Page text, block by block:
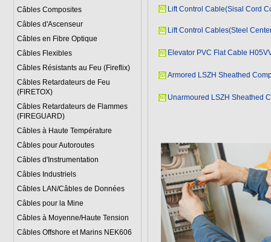
Câbles Composites
Câbles d'Ascenseur
Câbles en Fibre Optique
Câbles Flexibles
Câbles Résistants au Feu (Fireflix)
Câbles Retardateurs de Feu
(FIRETOX)
Câbles Retardateurs de Flammes
(FIREGUARD)
Câbles à Haute Température
Câbles pour Autoroutes
Câbles d'Instrumentation
Câbles Industriels
Câbles LAN/Câbles de Données
Câbles pour la Mine
Câbles à Moyenne/Haute Tension
Câbles Offshore et Marins NEK606
Lift Control Cable(Sisal Cord
Lift Control Cables(Steel
Elevator PVC Flat Cable
Armored LSZH Sheathed
Unarmoured LSZH Sheathed